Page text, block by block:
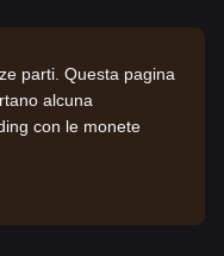
parti. Questa pagina
alcuna
con le monete